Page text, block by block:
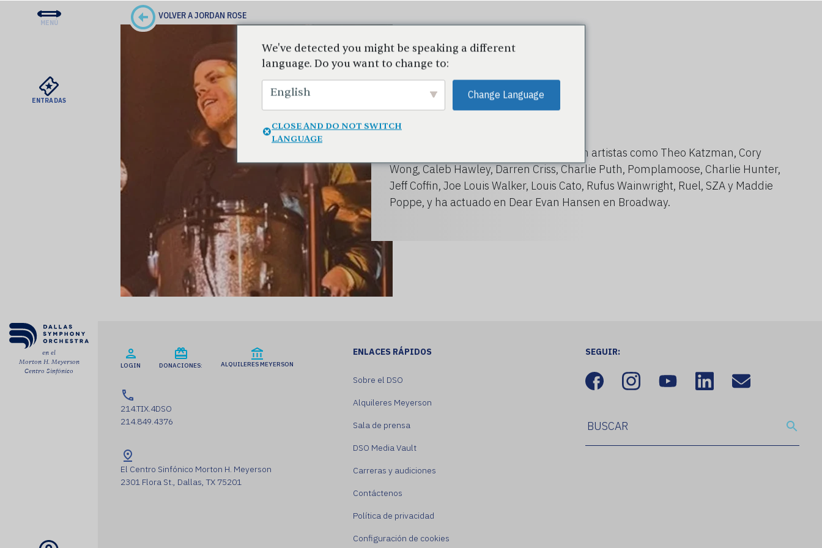
MENÚ
ENTRADAS
en el
Morton H. Meyerson
Centro Sinfónico
CONCIERTOS Y ENTRADAS
EDUCACIÓN Y COMUNIDAD
SOBRE EL DSO
ALQUILERES MEYERSON
VER
ENGLISH
Correo
ENVÍE
VOLVER A JORDAN ROSE
Jordan Rose
Batería
El batería Jordan Rose ha trabajado con artistas como Theo Katzman, Cory
Wong, Caleb Hawley, Darren Criss, Charlie Puth, Pomplamoose, Charlie Hunter,
Jeff Coffin, Joe Louis Walker, Louis Cato, Rufus Wainwright, Ruel, SZA y Maddie
Poppe, y ha actuado en Dear Evan Hansen en Broadway.
LOGIN DONACIONES: ALQUILERES MEYERSON
214.TIX.4DSO
214.849.4376
El Centro Sinfónico Morton H. Meyerson
2301 Flora St., Dallas, TX 75201
ENLACES RÁPIDOS
Sobre el DSO
Alquileres Meyerson
Sala de prensa
DSO Media Vault
Carreras y audiciones
Contáctenos
Política de privacidad
Configuración de cookies
SEGUIR:
We've detected you might be speaking a different
language. Do you want to change to:
English Change Language
CLOSE AND DO NOT SWITCH
LANGUAGE